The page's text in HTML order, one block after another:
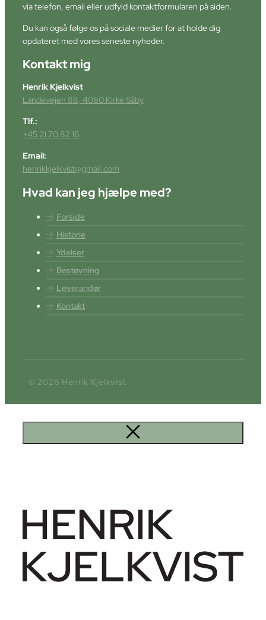
via telefon, email eller udfyld kontaktformularen på siden.
Du kan også følge os på sociale medier for at holde dig
opdateret med vores seneste nyheder.
Kontakt mig
Henrik Kjelkvist
Landevejen 88, 4060 Kirke Såby
Tlf.:
+45 21 70 82 16
Email:
henrikkjelkvist@gmail.com
Hvad kan jeg hjælpe med?
Forside
Historie
Ydelser
Bestøvning
Leverandør
Kontakt
© 2026 Henrik Kjelkvist